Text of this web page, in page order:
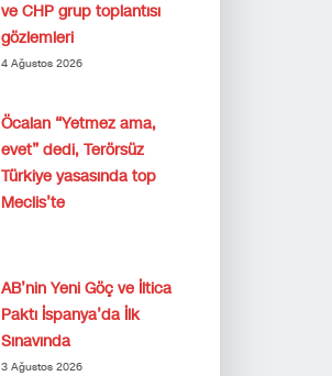
ve CHP grup toplantısı
gözlemleri
4 Ağustos 2026
Öcalan “Yetmez ama,
evet” dedi, Terörsüz
Türkiye yasasında top
Meclis’te
AB’nin Yeni Göç ve İltica
Paktı İspanya’da İlk
Sınavında
3 Ağustos 2026